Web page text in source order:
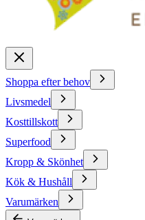
Shoppa efter behov
Livsmedel
Kosttillskott
Superfood
Kropp & Skönhet
Kök & Hushåll
Varumärken